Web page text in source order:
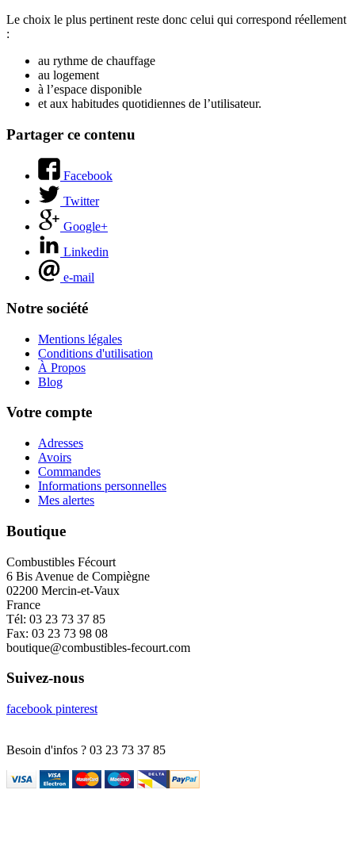
Le choix le plus pertinent reste donc celui qui correspond réellement
:
au rythme de chauffage
au logement
à l’espace disponible
et aux habitudes quotidiennes de l’utilisateur.
Partager ce contenu
Facebook
Twitter
Google+
Linkedin
e-mail
Notre société
Mentions légales
Conditions d'utilisation
À Propos
Blog
Votre compte
Adresses
Avoirs
Commandes
Informations personnelles
Mes alertes
Boutique
Combustibles Fécourt
6 Bis Avenue de Compiègne
02200 Mercin-et-Vaux
France
Tél: 03 23 73 37 85
Fax: 03 23 73 98 08
boutique@combustibles-fecourt.com
Suivez-nous
facebook pinterest
Besoin d'infos ? 03 23 73 37 85